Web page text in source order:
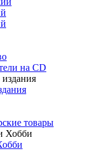
на CD
товары